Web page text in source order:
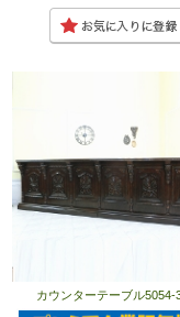
カウンターテーブル5054-